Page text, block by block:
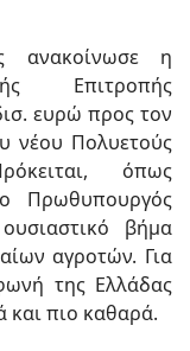
ανακοίνωσε η
Επιτροπής
ευρώ προς τον
νέου Πολυετούς
όπως
ο Πρωθυπουργός
βήμα
αγροτών. Για
της Ελλάδας
και πιο καθαρά.